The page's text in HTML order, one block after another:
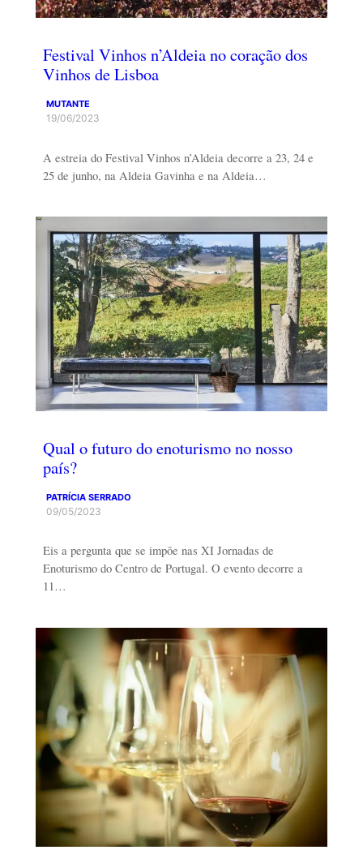
Festival Vinhos n’Aldeia no coração dos
Vinhos de Lisboa
MUTANTE
19/06/2023
A estreia do Festival Vinhos n’Aldeia decorre a 23, 24 e
25 de junho, na Aldeia Gavinha e na Aldeia…
Qual o futuro do enoturismo no nosso
país?
PATRÍCIA SERRADO
09/05/2023
Eis a pergunta que se impõe nas XI Jornadas de
Enoturismo do Centro de Portugal. O evento decorre a
11…